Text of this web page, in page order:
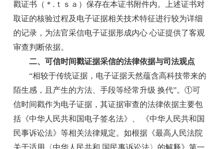
戳证书（＊.ｔｓａ）保存在本证书附件内。上述证书对
取证的核验过程及电子证据相关技术特征进行较为详细
的记录，为法官采信电子证据形成内心 心证提供了客观
审查判断依据。
二、可信时间戳证据采信的法律依据与司法观点
“相较于传统证据，电子证据天然蕴含高科技带来的
陌生感，且产生的方法、手段等经常升级 换代”。①可
信时间戳作为电子证据，其证据审查的法律依据主要包
括《中华人民共和国电子签名法》、 《中华人民共和国
民事诉讼法》等相关法律规定。如根据《最高人民法院
关于适用〈中华人民共和 国民事诉讼法〉的解释》第一